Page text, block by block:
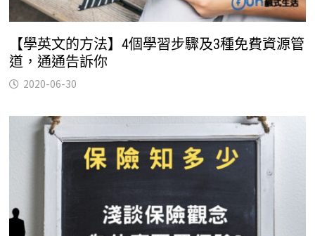
【學英文的方法】4個學習步驟及3種免費資源管
道，通通告訴你
2020-06-30